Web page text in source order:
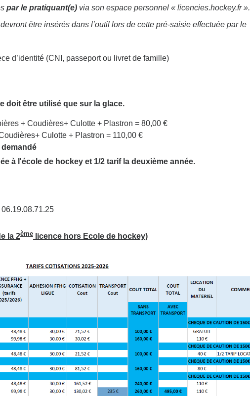
par le pratiquant(e) via son espace personnel « licencies.hockey.fr ».
être insérés dans l’outil lors de cette pré-saisie effectuée par le
d’identité (CNI, passeport ou livret de famille)
doit être utilisé que sur la glace.
+ Coudières+ Culotte + Plastron = 80,00 €
Culotte + Plastron = 110,00 €
à l'école de hockey et 1/2 tarif la deuxième année.
la 2ème licence hors Ecole de hockey)